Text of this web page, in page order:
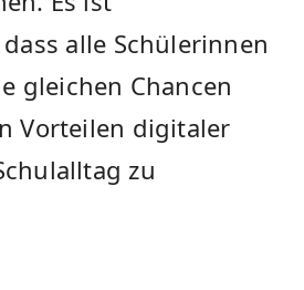
alle Schülerinnen
‌gleichen Chancen
Vorteilen ‍digitaler
zu